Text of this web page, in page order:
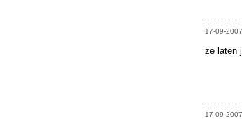
17-09-
ze laten
17-09-